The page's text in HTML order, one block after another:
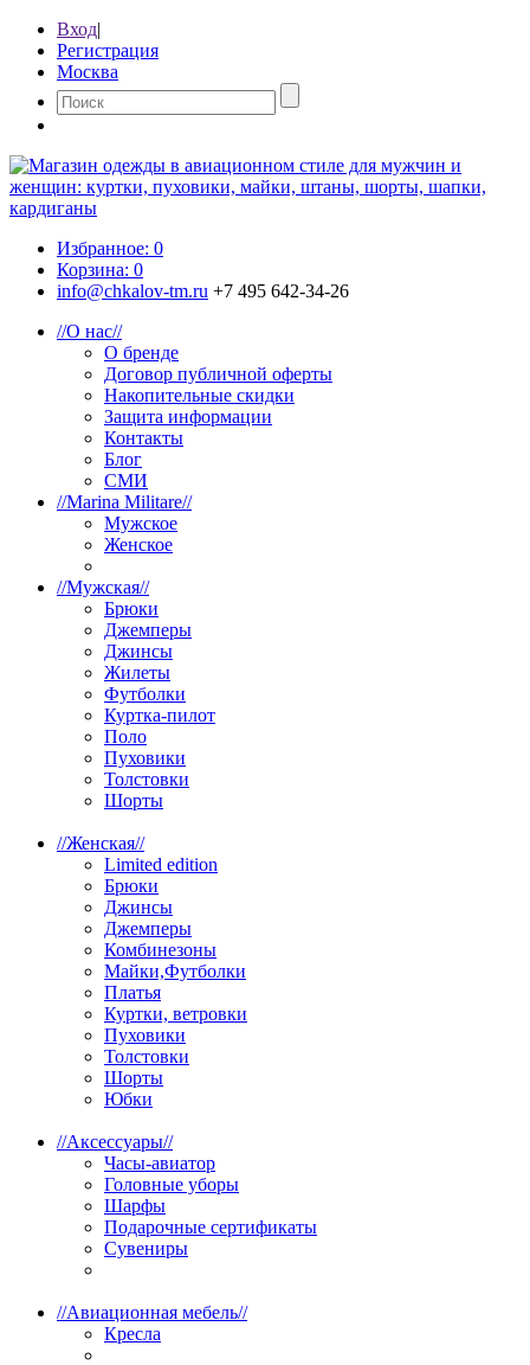
Вход|
Регистрация
Москва
Избранное: 0
Корзина: 0
info@chkalov-tm.ru +7 495 642-34-26
//О нас//
О бренде
Договор публичной оферты
Накопительные скидки
Защита информации
Контакты
Блог
СМИ
//Marina Militare//
Мужское
Женское
//Мужская//
Брюки
Джемперы
Джинсы
Жилеты
Футболки
Куртка-пилот
Поло
Пуховики
Толстовки
Шорты
//Женская//
Limited edition
Брюки
Джинсы
Джемперы
Комбинезоны
Майки,Футболки
Платья
Куртки, ветровки
Пуховики
Толстовки
Шорты
Юбки
//Аксессуары//
Часы-авиатор
Головные уборы
Шарфы
Подарочные сертификаты
Сувениры
//Авиационная мебель//
Кресла